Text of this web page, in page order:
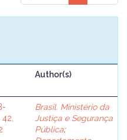
Author(s)
Brasil. Ministério da
Justiça e Segurança
Pública;